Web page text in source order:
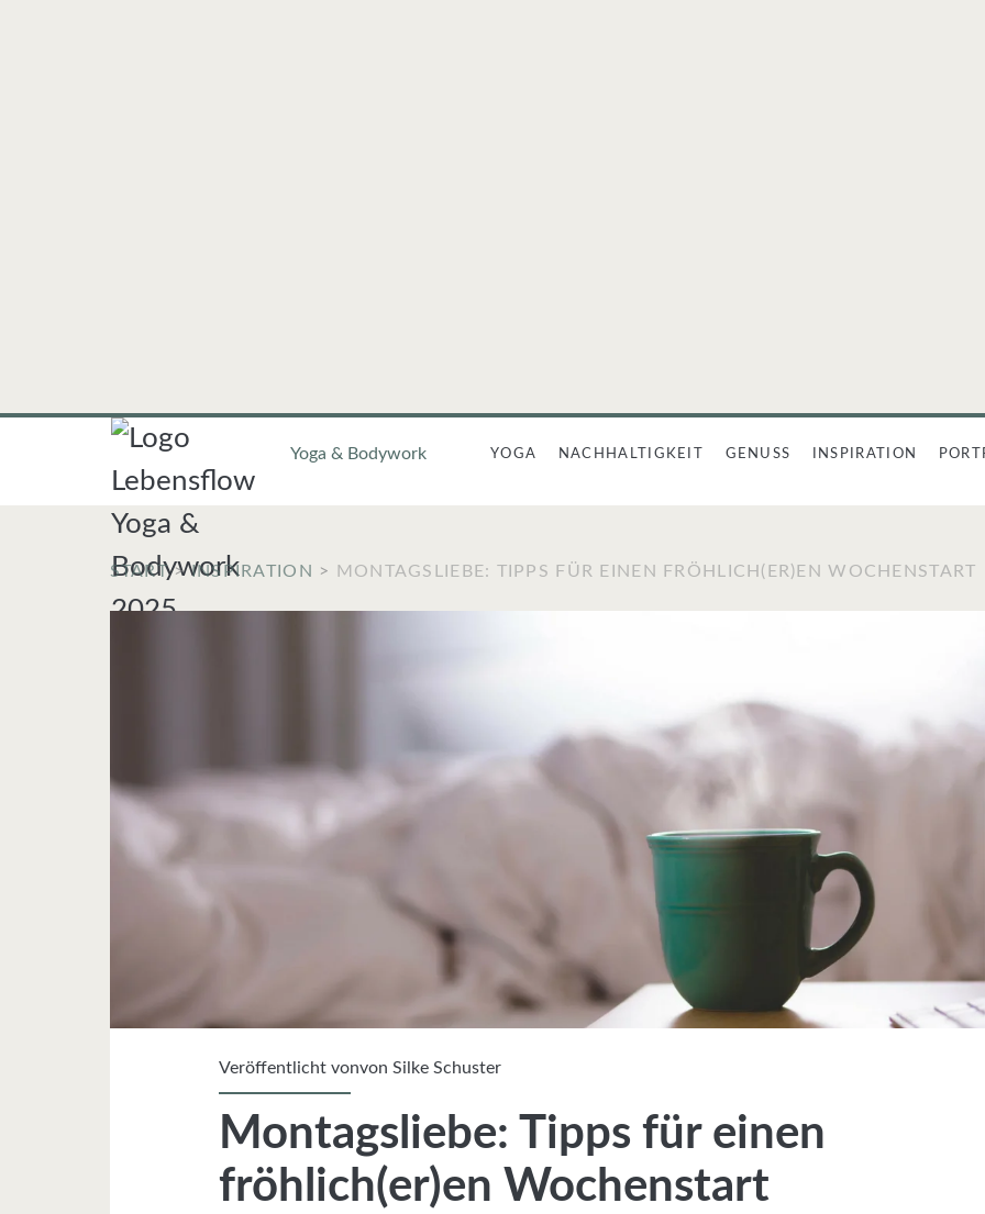
Yoga & Bodywork YOGA NACHHALTIGKEIT GENUSS INSPIRATION
START>INSPIRATION > MONTAGSLIEBE: TIPPS FÜR EINEN FRÖHLICH(ER)EN WOCHENSTART
Veröffentlicht vonvonSilke Schuster
Montagsliebe: Tipps für einen
fröhlich(er)en Wochenstart